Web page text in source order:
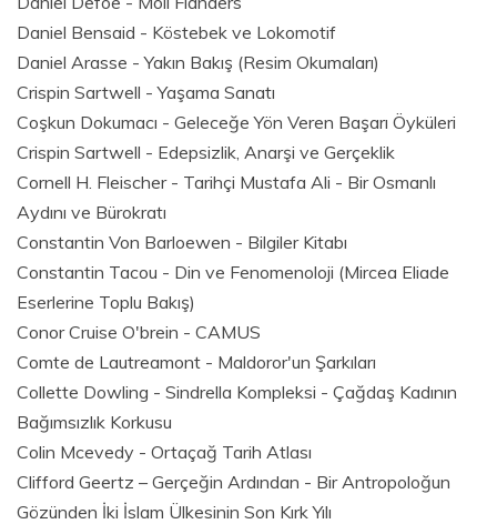
Daniel Bensaid - Köstebek ve Lokomotif
Daniel Arasse - Yakın Bakış (Resim Okumaları)
Crispin Sartwell - Yaşama Sanatı
Coşkun Dokumacı - Geleceğe Yön Veren Başarı Öyküleri
Crispin Sartwell - Edepsizlik, Anarşi ve Gerçeklik
Cornell H. Fleischer - Tarihçi Mustafa Ali - Bir Osmanlı
Aydını ve Bürokratı
Constantin Von Barloewen - Bilgiler Kitabı
Constantin Tacou - Din ve Fenomenoloji (Mircea Eliade
Eserlerine Toplu Bakış)
Conor Cruise O'brein - CAMUS
Comte de Lautreamont - Maldoror'un Şarkıları
Collette Dowling - Sindrella Kompleksi - Çağdaş Kadının
Bağımsızlık Korkusu
Colin Mcevedy - Ortaçağ Tarih Atlası
Clifford Geertz – Gerçeğin Ardından - Bir Antropoloğun
Gözünden İki İslam Ülkesinin Son Kırk Yılı